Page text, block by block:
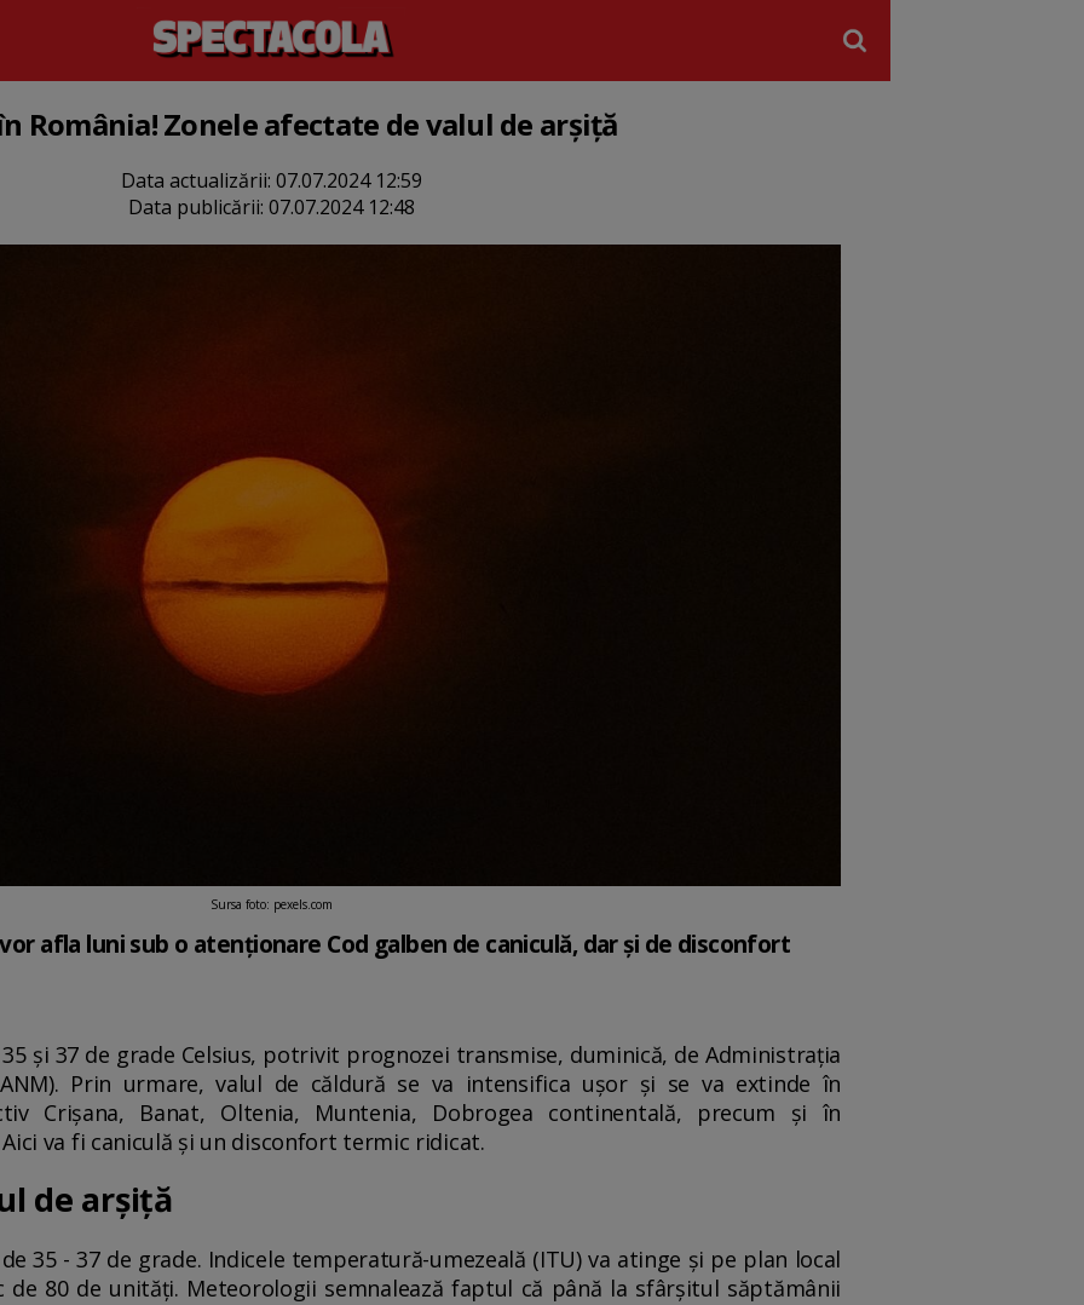
România! Zonele afectate de valul de arșiță
Data actualizării: 07.07.2024 12:59
Data publicării: 07.07.2024 12:48
Sursa foto: pexels.com
afla luni sub o atenţionare Cod galben de caniculă, dar şi de disconfort
şi 37 de grade Celsius, potrivit prognozei transmise, duminică, de Administraţia
Prin urmare, valul de căldură se va intensifica uşor și se va extinde în
Crişana, Banat, Oltenia, Muntenia, Dobrogea continentală, precum şi în
va fi caniculă şi un disconfort termic ridicat.
de arșiță
35 - 37 de grade. Indicele temperatură-umezeală (ITU) va atinge şi pe plan local
80 de unităţi. Meteorologii semnalează faptul că până la sfârşitul săptămânii